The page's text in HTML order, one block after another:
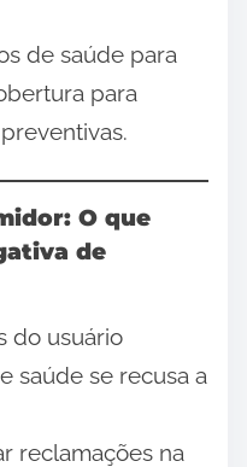
de saúde para
para
O que
de
do usuário
saúde se recusa a
reclamações na